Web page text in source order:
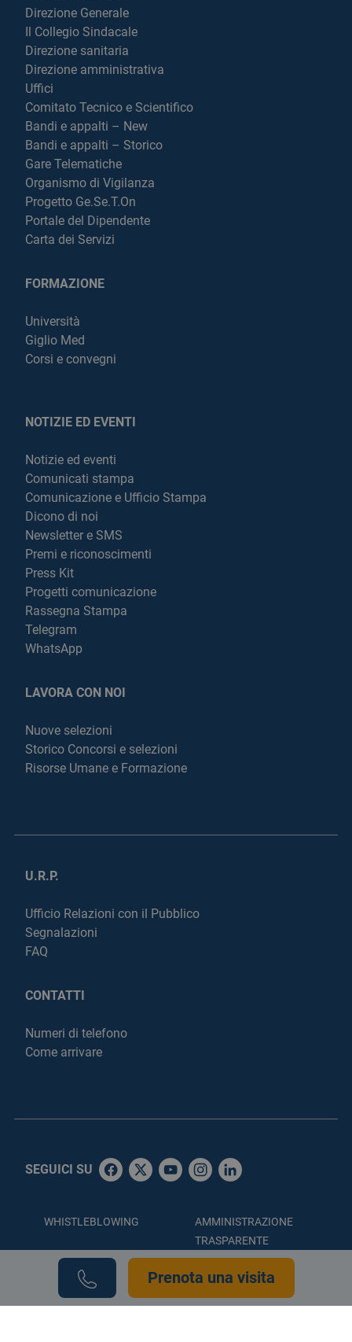
Direzione Generale
Il Collegio Sindacale
Direzione sanitaria
Direzione amministrativa
Uffici
Comitato Tecnico e Scientifico
Bandi e appalti – New
Bandi e appalti – Storico
Gare Telematiche
Organismo di Vigilanza
Progetto Ge.Se.T.On
Portale del Dipendente
Carta dei Servizi
FORMAZIONE
Università
Giglio Med
Corsi e convegni
NOTIZIE ED EVENTI
Notizie ed eventi
Comunicati stampa
Comunicazione e Ufficio Stampa
Dicono di noi
Newsletter e SMS
Premi e riconoscimenti
Press Kit
Progetti comunicazione
Rassegna Stampa
Telegram
WhatsApp
LAVORA CON NOI
Nuove selezioni
Storico Concorsi e selezioni
Risorse Umane e Formazione
U.R.P.
Ufficio Relazioni con il Pubblico
Segnalazioni
FAQ
CONTATTI
Numeri di telefono
Come arrivare
SEGUICI SU
WHISTLEBLOWING
AMMINISTRAZIONE
TRASPARENTE
ACCESSIBILITÀ
COOKIE POLICY
Prenota una visita